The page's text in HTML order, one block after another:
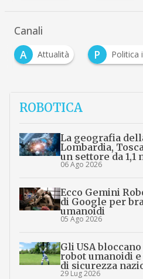
Canali
A
Attualità P Politica
ROBOTICA
La geografia
Lombardia,
un settore da 1,1
06 Ago 2026
Ecco Gemini
di Google per
umanoidi
05 Ago 2026
Gli USA
robot umanoidi
di sicurezza
29 Lug 2026